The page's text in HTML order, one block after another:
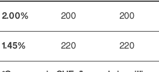
2.00% 200 200
1.45% 220 220